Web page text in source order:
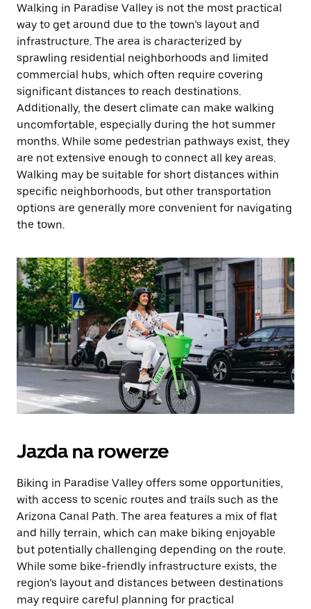
Walking in Paradise Valley is not the most practical
way to get around due to the town’s layout and
infrastructure. The area is characterized by
sprawling residential neighborhoods and limited
commercial hubs, which often require covering
significant distances to reach destinations.
Additionally, the desert climate can make walking
uncomfortable, especially during the hot summer
months. While some pedestrian pathways exist, they
are not extensive enough to connect all key areas.
Walking may be suitable for short distances within
specific neighborhoods, but other transportation
options are generally more convenient for navigating
the town.
Jazda na rowerze
Biking in Paradise Valley offers some opportunities,
with access to scenic routes and trails such as the
Arizona Canal Path. The area features a mix of flat
and hilly terrain, which can make biking enjoyable
but potentially challenging depending on the route.
While some bike-friendly infrastructure exists, the
region’s layout and distances between destinations
may require careful planning for practical